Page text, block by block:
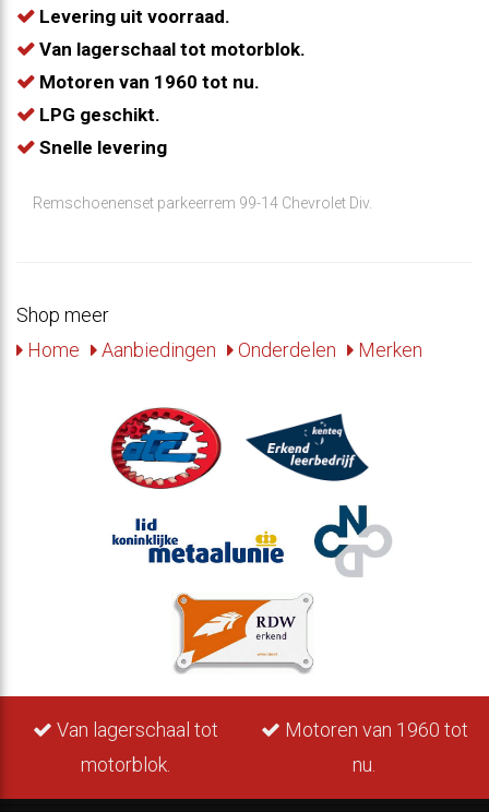
Levering uit voorraad.
Van lagerschaal tot motorblok.
Motoren van 1960 tot nu.
LPG geschikt.
Snelle levering
Remschoenenset parkeerrem 99-14 Chevrolet Div.
Shop meer
Home
Aanbiedingen Onderdelen Merken
Van lagerschaal tot
motorblok.
Motoren van 1960 tot
nu.